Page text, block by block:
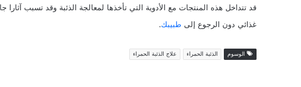
قد تتداخل هذه المنتجات مع الأدوية التي تأخذها لمعالجة الذئبة وقد تسبب
غذائي دون الرجوع إلى طبيبك.
الوسوم الذئبة الحمراء علاج الذئبة الحمراء